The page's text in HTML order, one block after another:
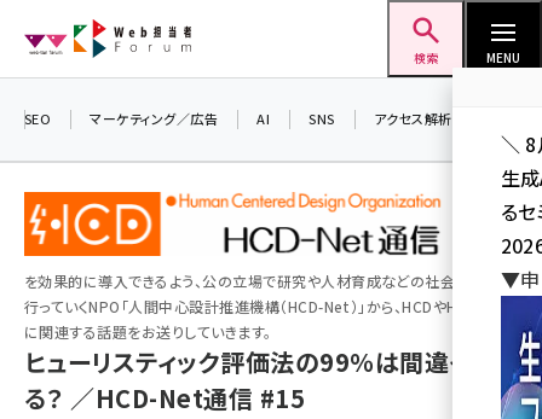
ン
検索 MENU
seo (3538)
ai (2820)
youtube (2444)
note (2322)
SEO マーケティング／広告 AI SNS アクセス解析／データ分析
「人間中
(HCD)」
を効果的に導入できるよう、公の立場で研究や人材育成などの社会活動を
行っていくNPO「人間中心設計推進機構（HCD-Net）」から、HCDやHCD-Net
に関連する話題をお送りしていきます。
ヒューリスティック評価法の99％は間違ってい
る？ ／HCD-Net通信 #15
＼ 8
生
る
▼申